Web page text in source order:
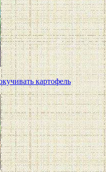
картофель